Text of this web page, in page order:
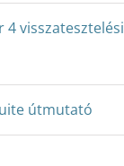
4 visszatesztelési
útmutató